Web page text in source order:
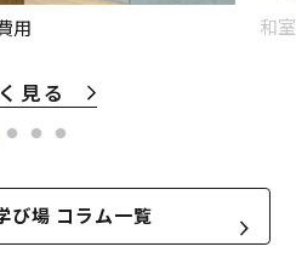
用
見る
和
び場 コラム一覧